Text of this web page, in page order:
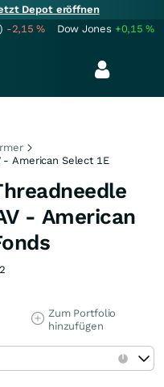
Depot eröffnen
-2,15% Dow Jones +0,15%
- American Select 1E
- American
Zum Portfolio
hinzufügen